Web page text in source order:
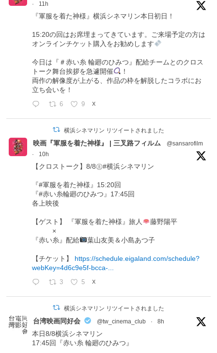
· 11h
『軍服を着た神様』横浜シネマリン本日初日！
15:20の回はお席埋まってきています。ご来場予定の方は
オンラインチケット購入をお勧めします
今日は『＃赤い糸 輪廻のひみつ』配給チームとのクロス
トーク舞台挨拶を急遽開催
！
両作の解像度が上がる、作品の枠を解脱したコラボにお
立ち会いを！
6 9 X
横浜シネマリン リツイートされました
映画『軍服を着た神様』 | 三叉路フィルム
@sansarofilm
·
10h
【クロストーク】8/8㊏#横浜シネマリン
『#軍服を着た神様』15:20回
『#赤い糸輪廻のひみつ』17:45回
各上映後
【ゲスト】 『軍服を着た神様』旅人
藤野陽平
×
『赤い糸』配給
葉山友美＆小島あつ子
【チケット】 https://schedule.eigaland.com/schedule?
webKey=4d6c9e5f-bcca-...
3 5 X
横浜シネマリン リツイートされました
台湾映画同好会 @tw_cinema_club · 8h
本日8/8横浜シネマリン
17:45回『赤い糸 輪廻のひみつ』